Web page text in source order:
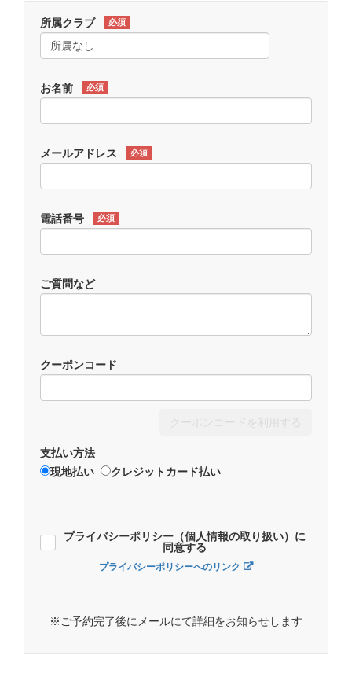
所属クラブ 必須
お名前 必須
メールアドレス 必須
電話番号 必須
ご質問など
クーポンコード
支払い方法
現地払い
クレジットカード払い
プライバシーポリシー（個人情報の取り扱い）に
同意する
プライバシーポリシーへのリンク
※ご予約完了後にメールにて詳細をお知らせします